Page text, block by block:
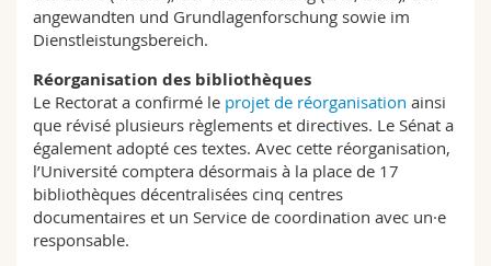
angewandten und Grundlagenforschung sowie im
Dienstleistungsbereich.
Réorganisation des bibliothèques
Le Rectorat a confirmé le projet de réorganisation ainsi
que révisé plusieurs règlements et directives. Le Sénat a
également adopté ces textes. Avec cette réorganisation,
l’Université comptera désormais à la place de 17
bibliothèques décentralisées cinq centres
documentaires et un Service de coordination avec un·e
responsable.